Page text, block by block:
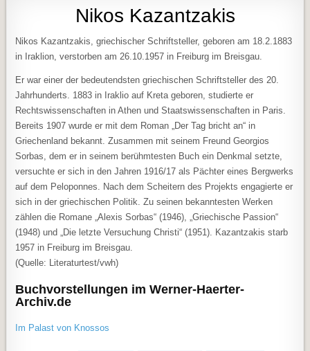
Nikos Kazantzakis
Nikos Kazantzakis, griechischer Schriftsteller, geboren am 18.2.1883
in Iraklion, verstorben am 26.10.1957 in Freiburg im Breisgau.
Er war einer der bedeutendsten griechischen Schriftsteller des 20.
Jahrhunderts. 1883 in Iraklio auf Kreta geboren, studierte er
Rechtswissenschaften in Athen und Staatswissenschaften in Paris.
Bereits 1907 wurde er mit dem Roman „Der Tag bricht an“ in
Griechenland bekannt. Zusammen mit seinem Freund Georgios
Sorbas, dem er in seinem berühmtesten Buch ein Denkmal setzte,
versuchte er sich in den Jahren 1916/17 als Pächter eines Bergwerks
auf dem Peloponnes. Nach dem Scheitern des Projekts engagierte er
sich in der griechischen Politik. Zu seinen bekanntesten Werken
zählen die Romane „Alexis Sorbas“ (1946), „Griechische Passion“
(1948) und „Die letzte Versuchung Christi“ (1951). Kazantzakis starb
1957 in Freiburg im Breisgau.
(Quelle: Literaturtest/vwh)
Buchvorstellungen im Werner-Haerter-
Archiv.de
Im Palast von Knossos